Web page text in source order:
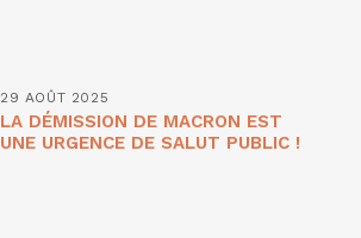
29 AOÛT 2025
LA DÉMISSION DE MACRON EST
UNE URGENCE DE SALUT PUBLIC !